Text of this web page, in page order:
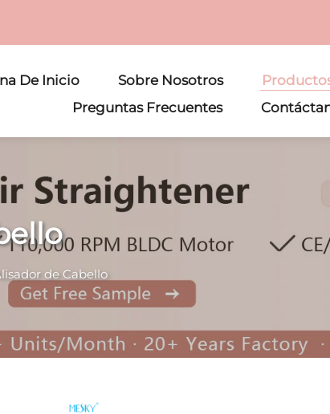
De Inicio Sobre Nosotros
Preguntas Frecuentes
de Cabello